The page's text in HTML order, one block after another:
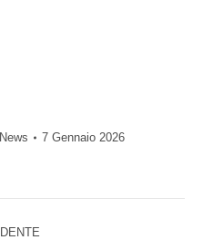
News 7 Gennaio 2026